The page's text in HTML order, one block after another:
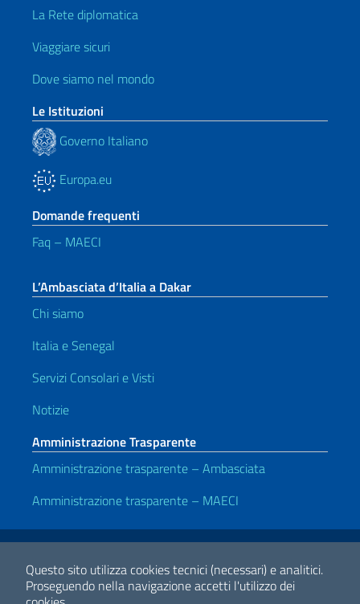
Questo sito utilizza cookies tecnici (necessari) e analitici.
Proseguendo nella navigazione accetti l'utilizzo dei
La Rete diplomatica
Viaggiare sicuri
Dove siamo nel mondo
Le Istituzioni
Governo Italiano
Europa.eu
Domande frequenti
Faq – MAECI
L’Ambasciata d’Italia a Dakar
Chi siamo
Italia e Senegal
Servizi Consolari e Visti
Notizie
Amministrazione Trasparente
Amministrazione trasparente – Ambasciata
Amministrazione trasparente – MAECI
Link Utili